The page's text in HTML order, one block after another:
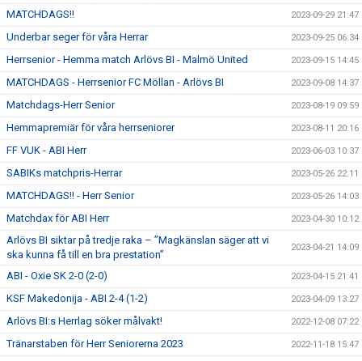
MATCHDAGS!! 2023-09-29 21:47
Underbar seger för våra Herrar 2023-09-25 06:34
Herrsenior - Hemma match Arlövs BI - Malmö United 2023-09-15 14:45
MATCHDAGS - Herrsenior FC Möllan - Arlövs BI 2023-09-08 14:37
Matchdags-Herr Senior 2023-08-19 09:59
Hemmapremiär för våra herrseniorer 2023-08-11 20:16
FF VUK - ABI Herr 2023-06-03 10:37
SABIKs matchpris-Herrar 2023-05-26 22:11
MATCHDAGS!! - Herr Senior 2023-05-26 14:03
Matchdax för ABI Herr 2023-04-30 10:12
Arlövs BI siktar på tredje raka – ”Magkänslan säger att vi
ska kunna få till en bra prestation”
2023-04-21 14:09
ABI - Oxie SK 2-0 (2-0) 2023-04-15 21:41
KSF Makedonija - ABI 2-4 (1-2) 2023-04-09 13:27
Arlövs BI:s Herrlag söker målvakt! 2022-12-08 07:22
Tränarstaben för Herr Seniorerna 2023 2022-11-18 15:47